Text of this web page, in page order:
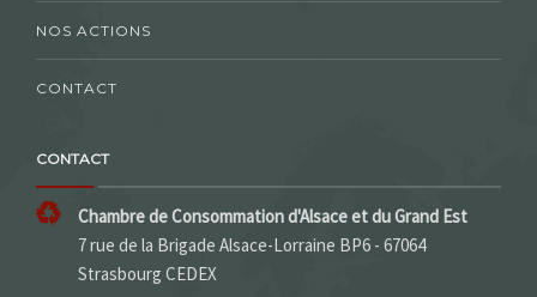
NOS ACTIONS
CONTACT
CONTACT
Chambre de Consommation d'Alsace et du Grand Est
7 rue de la Brigade Alsace-Lorraine BP6 - 67064
Strasbourg CEDEX